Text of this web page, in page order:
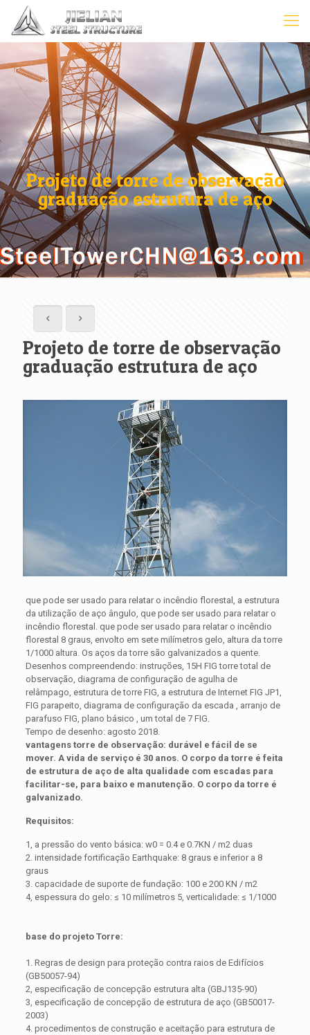
Projeto de torre de observação
graduação estrutura de aço
Projeto de torre de observação
graduação estrutura de aço
que pode ser usado para relatar o incêndio florestal, a estrutura
da utilização de aço ângulo, que pode ser usado para relatar o
incêndio florestal. que pode ser usado para relatar o incêndio
florestal 8 graus, envolto em sete milímetros gelo, altura da torre
1/1000 altura. Os aços da torre são galvanizados a quente.
Desenhos compreendendo: instruções, 15H FIG torre total de
observação, diagrama de configuração de agulha de
relâmpago, estrutura de torre FIG, a estrutura de Internet FIG JP1,
FIG parapeito, diagrama de configuração da escada , arranjo de
parafuso FIG, plano básico , um total de 7 FIG.
Tempo de desenho: agosto 2018.
vantagens torre de observação: durável e fácil de se
mover. A vida de serviço é 30 anos. O corpo da torre é feita
de estrutura de aço de alta qualidade com escadas para
facilitar-se, para baixo e manutenção. O corpo da torre é
galvanizado.
Requisitos:
1, a pressão do vento básica: w0 = 0.4 e 0.7KN / m2 duas
2. intensidade fortificação Earthquake: 8 graus e inferior a 8
graus
3. capacidade de suporte de fundação: 100 e 200 KN / m2
4, espessura do gelo: ≤ 10 milímetros 5, verticalidade: ≤ 1/1000
base do projeto Torre:
1. Regras de design para proteção contra raios de Edifícios
(GB50057-94)
2, especificação de concepção estrutura alta (GBJ135-90)
3, especificação de concepção de estrutura de aço (GB50017-
2003)
4. procedimentos de construção e aceitação para estrutura de